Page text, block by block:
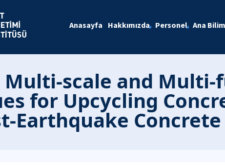
Anasayfa Hakkımızda Personel Ana
scale and
for Upcycling
Earthquake